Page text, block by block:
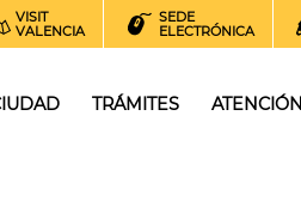
VISIT
VALENCIA
SEDE
ELECTRÓNICA
TRÁMITES